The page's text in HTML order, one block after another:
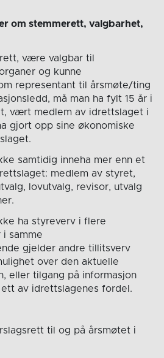
om stemmerett, valgbarhet,
være valgbar til
og kunne
representant til årsmøte/ting
må man ha fylt 15 år i
vært medlem av idrettslaget i
gjort opp sine økonomiske
samtidig inneha mer enn et
medlem av styret,
lovutvalg, revisor, utvalg
ha styreverv i flere
samme
gjelder andre tillitsverv
over den aktuelle
eller tilgang på informasjon
av idrettslagenes fordel.
til og på årsmøtet i